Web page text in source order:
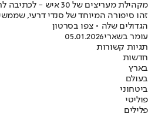
מקהילת מעריצים של 30
זהו סיפורה המיוחד של סנדי דרעי,
הגדולים שלה • צפו בסרטון
עומר בשארי05.01.2026
תגיות קשורות
חדשות
בארץ
בעולם
ביטחוני
פוליטי
פלילים